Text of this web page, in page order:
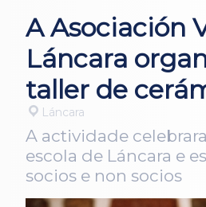
A Asociación
Láncara
taller de
Láncara
A actividade
escola de Láncara e
socios e non socios